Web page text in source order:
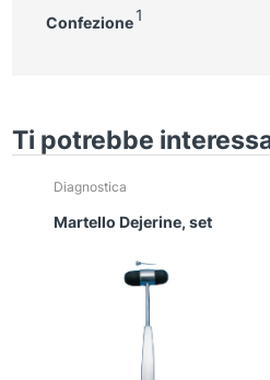
Confezione 1
Ti potrebbe
Diagnostica
Martello Dejerine, set